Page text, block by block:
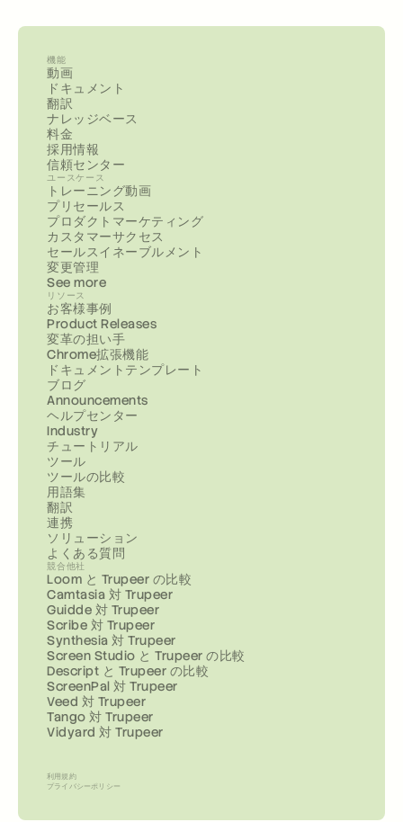
機能
動画
ドキュメント
翻訳
ナレッジベース
料金
採用情報
信頼センター
ユースケース
トレーニング動画
プリセールス
プロダクトマーケティング
カスタマーサクセス
セールスイネーブルメント
変更管理
See more
リソース
お客様事例
Product Releases
変革の担い手
Chrome拡張機能
ドキュメントテンプレート
ブログ
Announcements
ヘルプセンター
Industry
チュートリアル
ツール
ツールの比較
用語集
翻訳
連携
ソリューション
よくある質問
競合他社
Loom と Trupeer の比較
Camtasia 対 Trupeer
Guidde 対 Trupeer
Scribe 対 Trupeer
Synthesia 対 Trupeer
Screen Studio と Trupeer の比較
Descript と Trupeer の比較
ScreenPal 対 Trupeer
Veed 対 Trupeer
Tango 対 Trupeer
Vidyard 対 Trupeer
利用規約
プライバシーポリシー